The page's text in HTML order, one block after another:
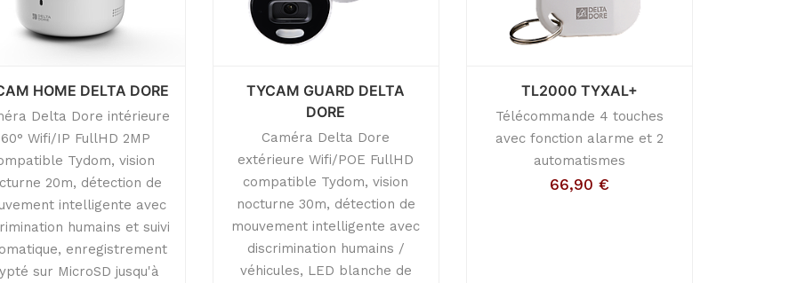
HOME DELTA DORE
Delta Dore intérieure
Wifi/IP FullHD 2MP
Tydom, vision
20m, détection de
intelligente avec
humains et suivi
enregistrement
sur MicroSD jusqu'à
TYCAM GUARD DELTA
DORE
Caméra Delta Dore
extérieure Wifi/POE FullHD
compatible Tydom, vision
nocturne 30m, détection de
mouvement intelligente avec
discrimination humains /
véhicules, LED blanche de
TL2000 TYXAL+
Télécommande 4 touches
avec fonction alarme et 2
automatismes
66,90 €